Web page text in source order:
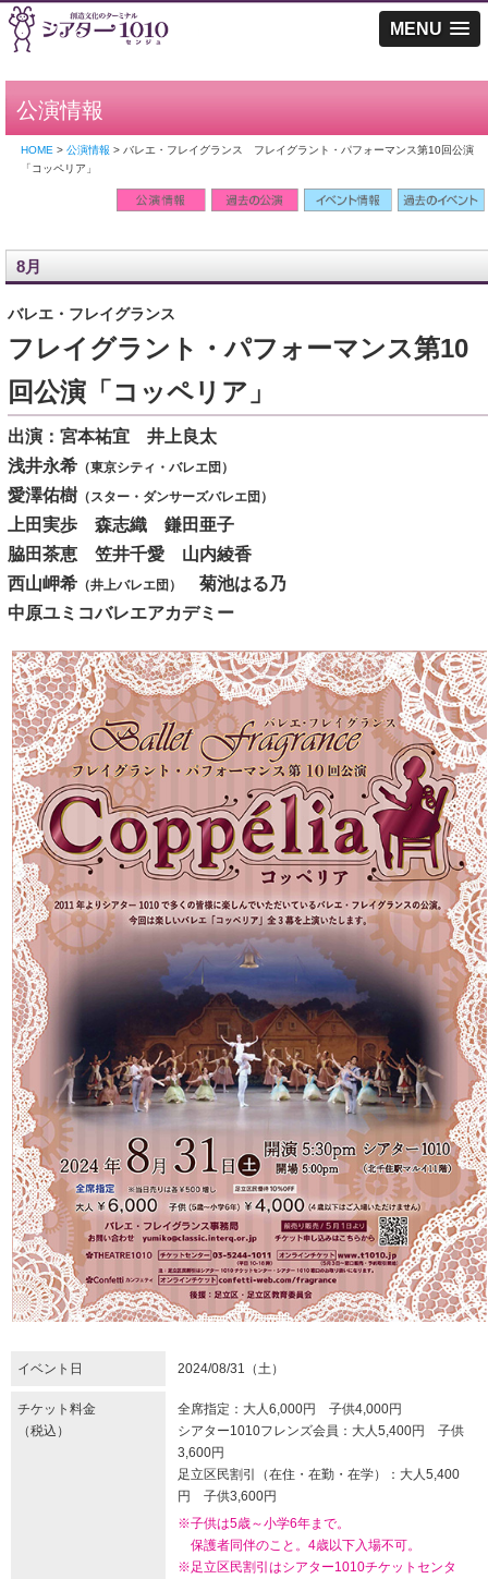
MENU
公演情報
HOME > 公演情報 > バレエ・フレイグランス フレイグラント・パフォーマンス第10回公演
「コッペリア」
8月
バレエ・フレイグランス
フレイグラント・パフォーマンス第10
回公演「コッペリア」
出演：宮本祐宜 井上良太
浅井永希 （東京シティ・バレエ団）
愛澤佑樹 （スター・ダンサーズバレエ団）
上田実歩 森志織 鎌田亜子
脇田茶恵 笠井千愛 山内綾香
西山岬希 （井上バレエ団）
菊池はる乃
中原ユミコバレエアカデミー
イベント日 2024/08/31（土）
チケット料金
（税込）
全席指定：大人6,000円 子供4,000円
シアター1010フレンズ会員：大人5,400円 子供
3,600円
足立区民割引（在住・在勤・在学）：大人5,400
円 子供3,600円
※子供は5歳～小学6年まで。
保護者同伴のこと。4歳以下入場不可。
※足立区民割引はシアター1010チケットセンタ